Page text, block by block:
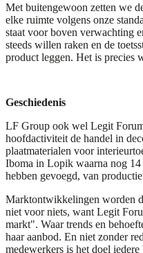
Met buitengewoon zetten we
elke ruimte volgens onze
staat voor boven verwachting
steeds willen raken en de
product leggen. Het is precies
Geschiedenis
LF Group ook wel Legit
hoofdactiviteit de handel in
plaatmaterialen voor
Iboma in Lopik waarna nog
hebben gevoegd, van
Marktontwikkelingen worden
niet voor niets, want Legit
markt". Waar trends en
haar aanbod. En niet zonder
medewerkers is het doel